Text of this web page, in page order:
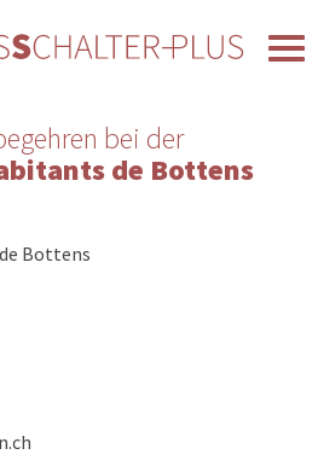
bei der
de Bottens
Bottens